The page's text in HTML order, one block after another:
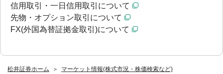
松井証券ホーム
マーケット情報(株式市況・株価検索など)
信用取引・一日信用取引について
先物・オプション取引について
FX(外国為替証拠金取引)について